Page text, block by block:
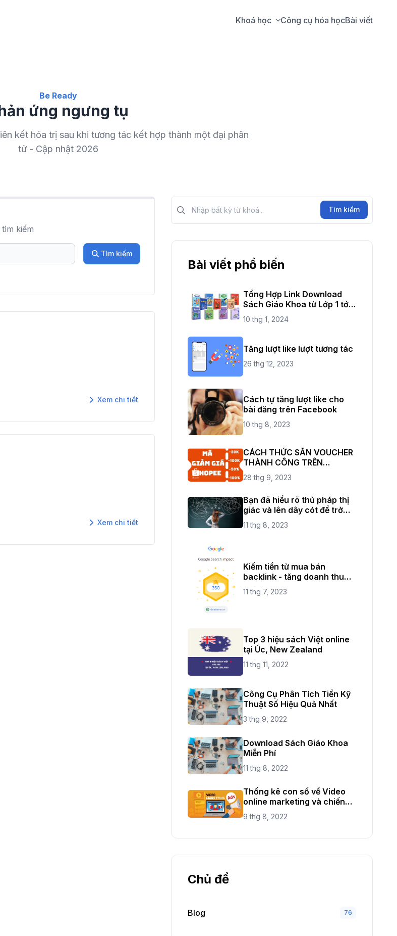
Khoá học Công cụ hóa họcBài viết
Be Ready
ứng ngưng tụ
kết hóa trị sau khi tương tác kết hợp thành một đại phân
tử - Cập nhật 2026
kiếm
Tìm kiếm
Xem chi tiết
Xem chi tiết
Tìm kiếm?>
Tìm kiếm
Bài viết phổ biến
Tổng Hợp Link Download
Sách Giáo Khoa từ Lớp 1 tới
Lớp 12
10 thg 1, 2024
Tăng lượt like lượt tương tác
26 thg 12, 2023
Cách tự tăng lượt like cho
bài đăng trên Facebook
10 thg 8, 2023
CÁCH THỨC SĂN VOUCHER
THÀNH CÔNG TRÊN
SHOPEE THỎA SỨC ĐAM MÊ
SHOPPING
28 thg 9, 2023
Bạn đã hiểu rõ thủ pháp thị
giác và lên dây cót để trở
thành một nhiếp ảnh chuyên
nghiệp rồi chứ?
11 thg 8, 2023
Kiếm tiền từ mua bán
backlink - tăng doanh thu
cho website của bạn
11 thg 7, 2023
Top 3 hiệu sách Việt online
tại Úc, New Zealand
11 thg 11, 2022
Công Cụ Phân Tích Tiền Kỹ
Thuật Số Hiệu Quả Nhất
3 thg 9, 2022
Download Sách Giáo Khoa
Miễn Phí
11 thg 8, 2022
Thống kê con số về Video
online marketing và chiến
lược mới năm 2021
9 thg 8, 2022
Chủ đề
Blog 76